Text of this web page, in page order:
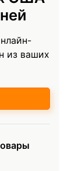
из ваших